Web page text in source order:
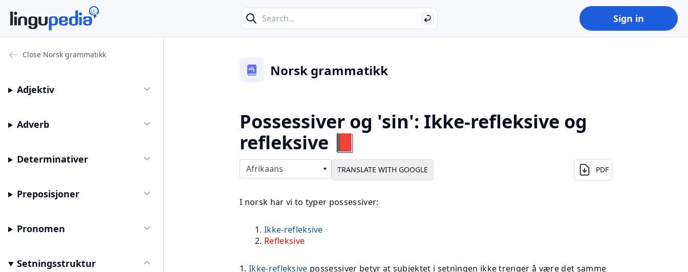
Search
Search
Sign in
Close Norsk grammatikk
Adjektiv
Adverb
Determinativer
Preposisjoner
Pronomen
Setningsstruktur
Norsk grammatikk
Possessiver og 'sin': Ikke-refleksive og
refleksive 📕
Select langauges
Afrikaans PDF
I norsk har vi to typer possessiver:
Ikke-refleksive
Refleksive
1. Ikke-refleksive possessiver betyr at subjektet i setningen ikke trenger å være det samme